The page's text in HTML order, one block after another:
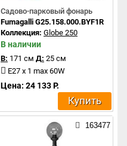
Садово-парковый фонарь
Fumagalli G25.158.000.BYF1R
Коллекция: Globe 250
В наличии
В: 171 см Д: 25 см
E27 x 1 max 60W
Цена: 24 133 Р.
Купить
163477